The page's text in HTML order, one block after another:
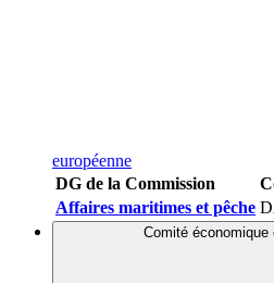
européenne
DG de la Commission
Affaires maritimes et pêche
Comité économique